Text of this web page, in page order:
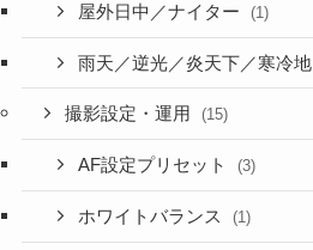
屋外日中／ナイター (1)
雨天／逆光／炎天下／寒冷地
撮影設定・運用 (15)
AF設定プリセット (3)
ホワイトバランス (1)